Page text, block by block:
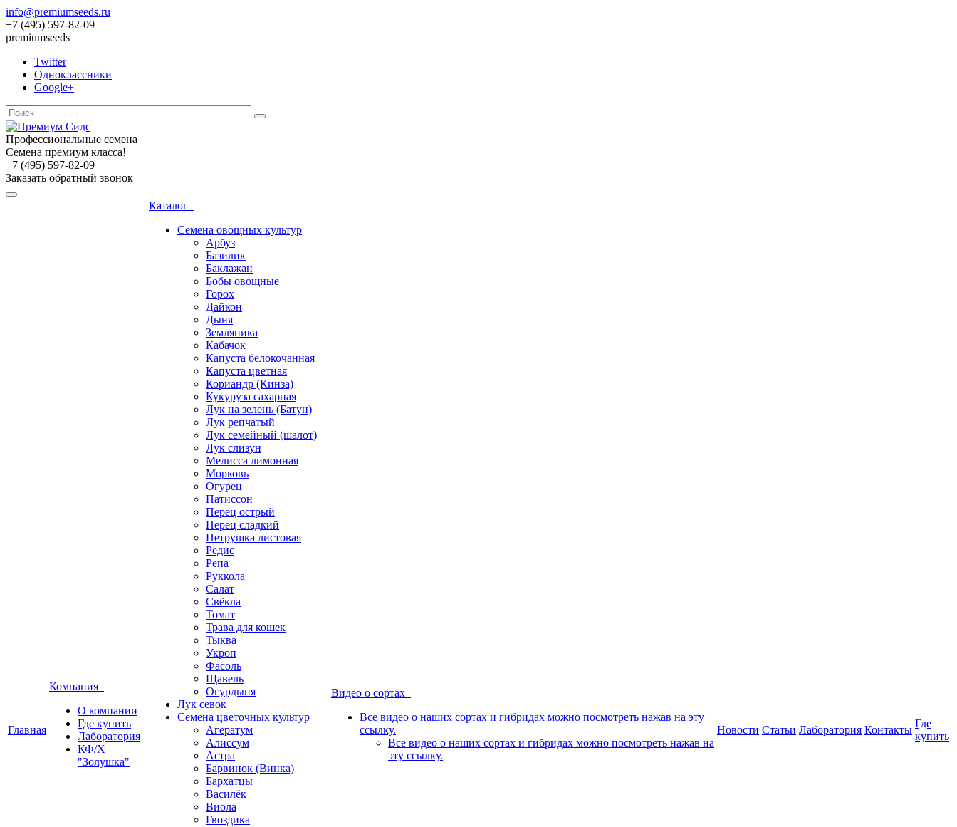
info@premiumseeds.ru
+7 (495) 597-82-09
premiumseeds
Twitter
Одноклассники
Google+
Профессиональные семена
Семена премиум класса!
+7 (495) 597-82-09
Заказать обратный звонок
Главная
Компания
О компании
Где купить
Лаборатория
КФ/Х
"Золушка"
Каталог
Семена овощных культур
Арбуз
Базилик
Баклажан
Бобы овощные
Горох
Дайкон
Дыня
Земляника
Кабачок
Капуста белокочанная
Капуста цветная
Кориандр (Кинза)
Кукуруза сахарная
Лук на зелень (Батун)
Лук репчатый
Лук семейный (шалот)
Лук слизун
Мелисса лимонная
Морковь
Огурец
Патиссон
Перец острый
Перец сладкий
Петрушка листовая
Редис
Репа
Руккола
Салат
Свёкла
Томат
Трава для кошек
Тыква
Укроп
Фасоль
Щавель
Огурдыня
Лук севок
Семена цветочных культур
Агератум
Алиссум
Астра
Барвинок (Винка)
Бархатцы
Василёк
Виола
Гвоздика
Видео о сортах
Все видео о наших сортах и гибридах можно посмотреть нажав на эту
ссылку.
Все видео о наших сортах и гибридах можно посмотреть нажав на
эту ссылку.
Новости Статьи Лаборатория Контакты
Где
купить